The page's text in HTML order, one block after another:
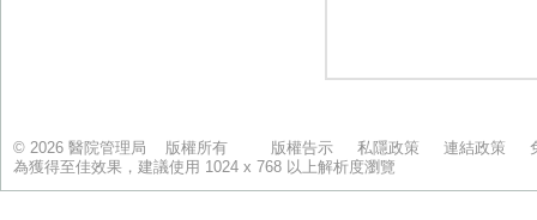
© 2026 醫院管理局 版權所有 版權告示 私隱政策 連結政策
為獲得至佳效果，建議使用 1024 x 768 以上解析度瀏覽